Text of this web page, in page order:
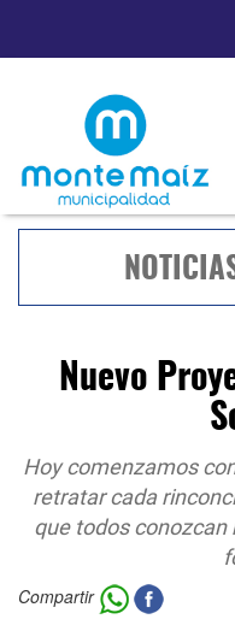
Nuevo
Hoy comenzamos
retratar cada
que todos
Compartir